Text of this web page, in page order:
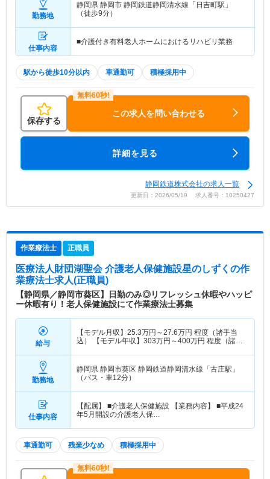
勤務地
静岡県 静岡市 静岡鉄道静岡清水線「日吉町駅」
（徒歩9分）
仕事内容
■介護付き有料老人ホームにおけるリハビリ業務
駅から徒歩10分以内 車通勤可 積極採用中
保存する
この求人を問い合わせる
詳細を見る
静岡鉄道株式会社の求人一覧
更新日：2026/05/19 求人番号：10250427
作業療法士 正職員
医療法人財団湖聖会 介護老人保健施設星のしずく の作
業療法士求人(正職員)
【静岡県／静岡市葵区】日勤のみ◎リフレッシュ休暇やハッピ
ー休暇有り！老人保健施設にて作業療法士募集
給与
【モデル月収】 25.3万円～27.6万円 程度（諸手当
込） 【モデル年収】 303万円～400万円 程度（諸手
勤務地
静岡県 静岡市葵区 静岡鉄道静岡清水線「古庄駅」
（バス・車12分）
仕事内容
【配属】 ■介護老人保健施設 【業務内容】 ■平成24
年5月開設の介護老人保…
車通勤可 残業少なめ 積極採用中